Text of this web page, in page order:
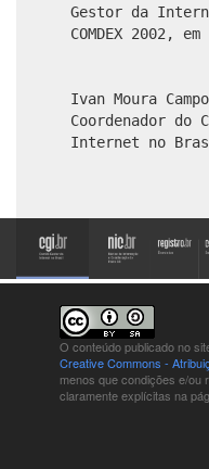
Gestor da
COMDEX 2002,
Ivan Moura
Coordenador do
Internet no
O conteúdo publicado no
Creative Commons -
menos que condições e/
claramente explícitas na